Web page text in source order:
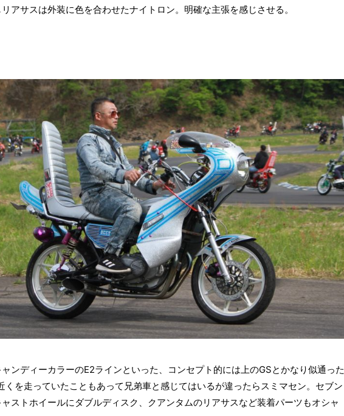
リアサスは外装に色を合わせたナイトロン。明確な主張を感じさせる。
ンディーカラーのE2ラインといった、コンセプト的には上のGSとかなり似通った
くを走っていたこともあって兄弟車と感じてはいるが違ったらスミマセン。セブン
ストホイールにダブルディスク、クアンタムのリアサスなど装着パーツもオシャ